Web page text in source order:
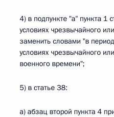
4) в подпункте "а" пункта 1
условиях чрезвычайного
заменить словами "в
условиях чрезвычайного
военного времени";
5) в статье 38:
а) абзац второй пункта 4